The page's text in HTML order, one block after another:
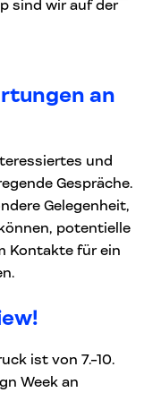
sind wir auf der
an
und
Gespräche.
Gelegenheit,
potentielle
Kontakte für ein
ist von 7.-10.
Week an